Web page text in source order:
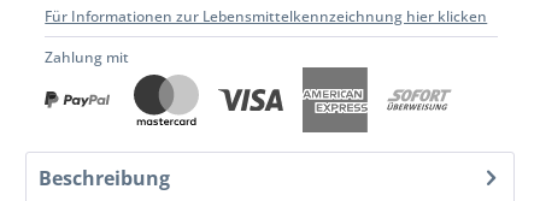
Für Informationen zur Lebensmittelkennzeichnung hier klicken
Zahlung mit
Beschreibung